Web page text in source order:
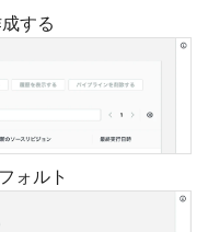
する
ォルト